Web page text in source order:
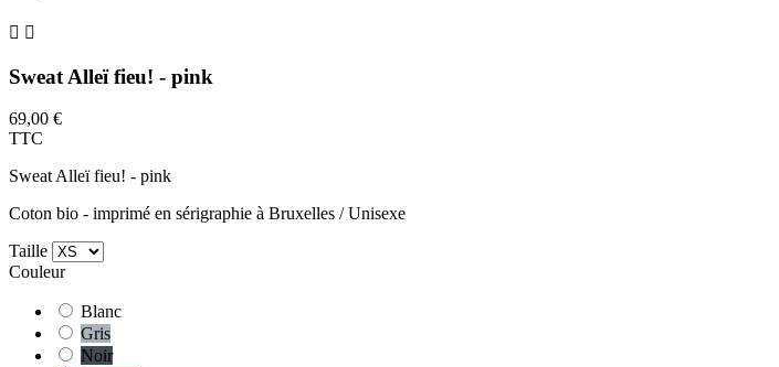
 
Sweat Alleï fieu! - pink
69,00 €
TTC
Sweat Alleï fieu! - pink
Coton bio - imprimé en sérigraphie à Bruxelles / Unisexe
Taille
Couleur
Blanc
Gris
Noir